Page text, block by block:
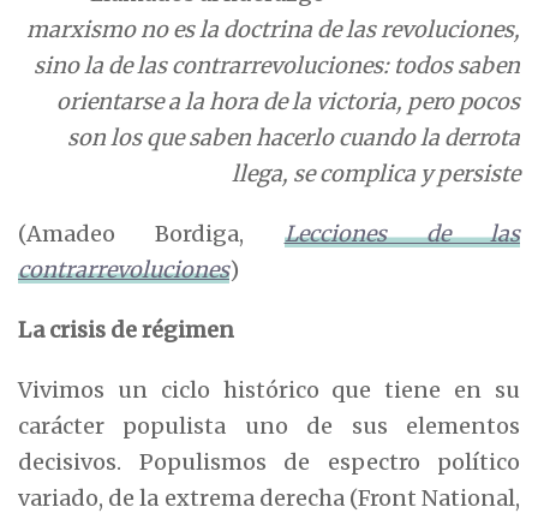
marxismo no es la doctrina de las revoluciones,
sino la de las contrarrevoluciones: todos saben
orientarse a la hora de la victoria, pero pocos
son los que saben hacerlo cuando la derrota
llega, se complica y persiste
(Amadeo Bordiga, Lecciones de las
contrarrevoluciones)
La crisis de régimen
Vivimos un ciclo histórico que tiene en su
carácter populista uno de sus elementos
decisivos. Populismos de espectro político
variado, de la extrema derecha (Front National,